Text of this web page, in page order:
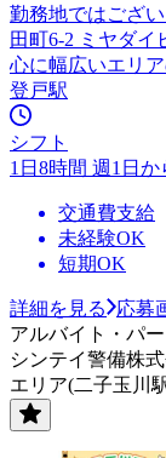
勤務地ではござ
田町6-2 ミヤダイ
心に幅広いエリ
登戸駅
シフト
1日8時間 週1日か
交通費支給
未経験OK
短期OK
詳細を見る
応募
アルバイト・パー
シンテイ警備株
エリア(二子玉川